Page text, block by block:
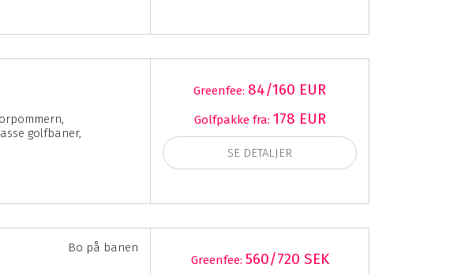
golfbaner,
Greenfee: 84/160 EUR
Golfpakke fra: 178 EUR
SE DETALJER
Bo på banen
Greenfee: 560/720 SEK